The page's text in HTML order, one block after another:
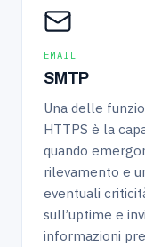
EMAIL
SMTP
Una delle
HTTPS è la
quando
rilevamento e
eventuali
sull’uptime e
informazioni